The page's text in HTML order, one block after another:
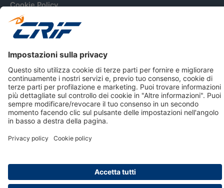
Cookie Policy
Informativa Dati Personali
CRIF Business Ethics
Accessibilità
Creditizie
© 2026 CRIF S.p.A. Tutti i diritti riservati.
Via della Beverara, 21 / 40131 Bologna / Italy Cap. Soc.
sottoscritto € 51.941.235,00 di cui versato € 51.806.190,00 |
R.E.A. n° 410952 | Reg. Impr. Bo, C.F. e P.IVA 02083271201
Società con Sistema di Gestione Certificato da DNV ISO 9001,